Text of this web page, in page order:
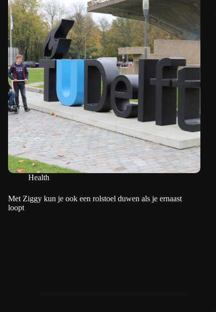
Health
Met Ziggy kun je ook een rolstoel duwen als je ernaast
loopt